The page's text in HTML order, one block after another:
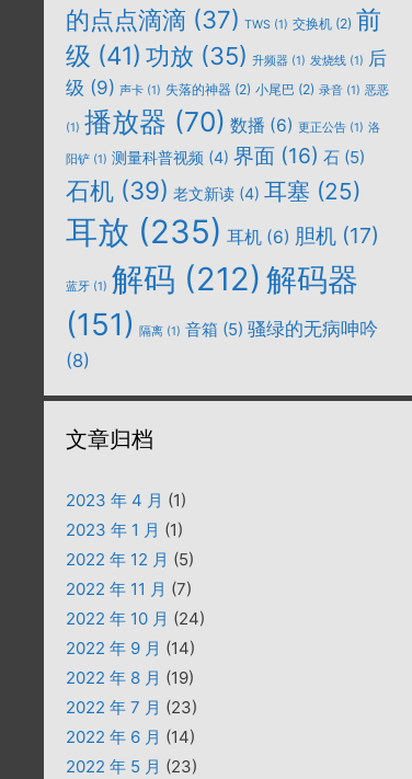
的点点滴滴 (37) TWS (1) 交换机 (2) 前
级 (41) 功放 (35) 升频器 (1) 发烧线 (1) 后
级 (9) 声卡 (1) 失落的神器 (2) 小尾巴 (2) 录音 (1) 恶恶
(1) 播放器 (70) 数播 (6) 更正公告 (1) 洛
阳铲 (1) 测量科普视频 (4) 界面 (16) 石 (5)
石机 (39) 老文新读 (4) 耳塞 (25)
耳放 (235) 耳机 (6) 胆机 (17)
蓝牙 (1) 解码 (212) 解码器
(151) 隔离 (1) 音箱 (5) 骚绿的无病呻吟
(8)
文章归档
2023 年 4 月 (1)
2023 年 1 月 (1)
2022 年 12 月 (5)
2022 年 11 月 (7)
2022 年 10 月 (24)
2022 年 9 月 (14)
2022 年 8 月 (19)
2022 年 7 月 (23)
2022 年 6 月 (14)
2022 年 5 月 (23)